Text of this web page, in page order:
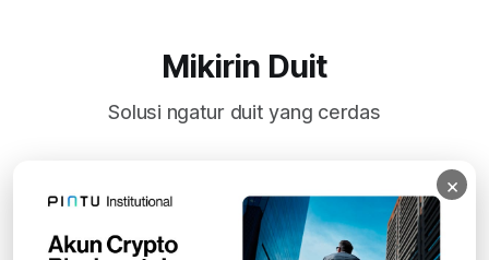
Mikirin Duit
Solusi ngatur duit yang cerdas
Subscribe
×